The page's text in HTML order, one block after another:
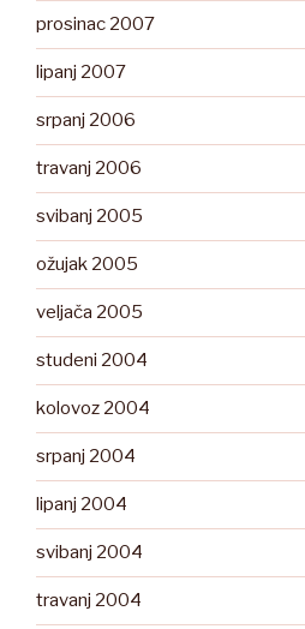
prosinac 2007
lipanj 2007
srpanj 2006
travanj 2006
svibanj 2005
ožujak 2005
veljača 2005
studeni 2004
kolovoz 2004
srpanj 2004
lipanj 2004
svibanj 2004
travanj 2004